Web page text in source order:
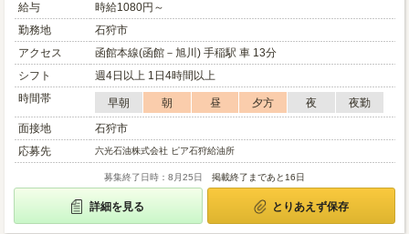
給与
時給1080円～
勤務地
石狩市
アクセス
函館本線(函館－旭川) 手稲駅 車 13分
シフト
週4日以上 1日4時間以上
時間帯
早朝 朝 昼 夕方 夜
夜勤
面接地
石狩市
応募先
六光石油株式会社 ピア石狩給油所
募集終了日時：8月25日 掲載終了まであと16日
詳細を見る とりあえず保存